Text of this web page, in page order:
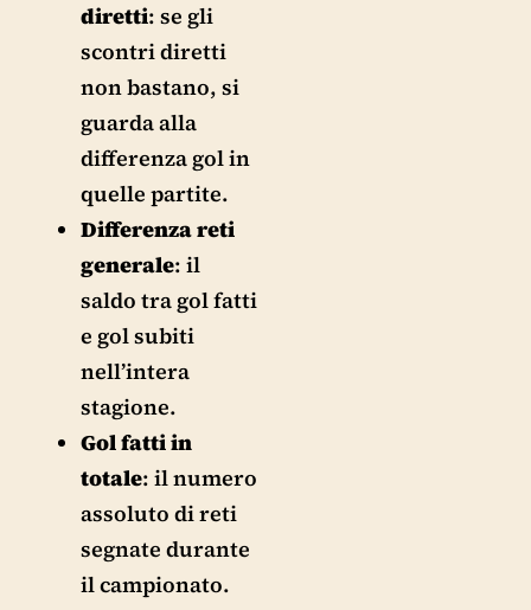
diretti: se gli
scontri diretti
non bastano, si
guarda alla
differenza gol in
quelle partite.
Differenza reti
generale: il
saldo tra gol fatti
e gol subiti
nell’intera
stagione.
Gol fatti in
totale: il numero
assoluto di reti
segnate durante
il campionato.